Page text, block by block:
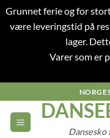
Grunnet ferie og for
være leveringstid på
lager.
Varer som er
to
content
Dansesko